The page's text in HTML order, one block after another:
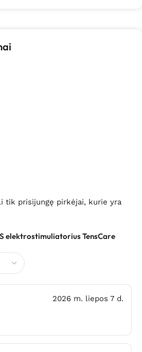
elektrostimuliatorius TensCare
2026 m. liepos 7 d.
tik prisijungę pirkėjai, kurie yra